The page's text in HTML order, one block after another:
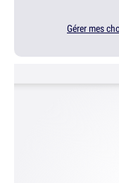
Gérer mes